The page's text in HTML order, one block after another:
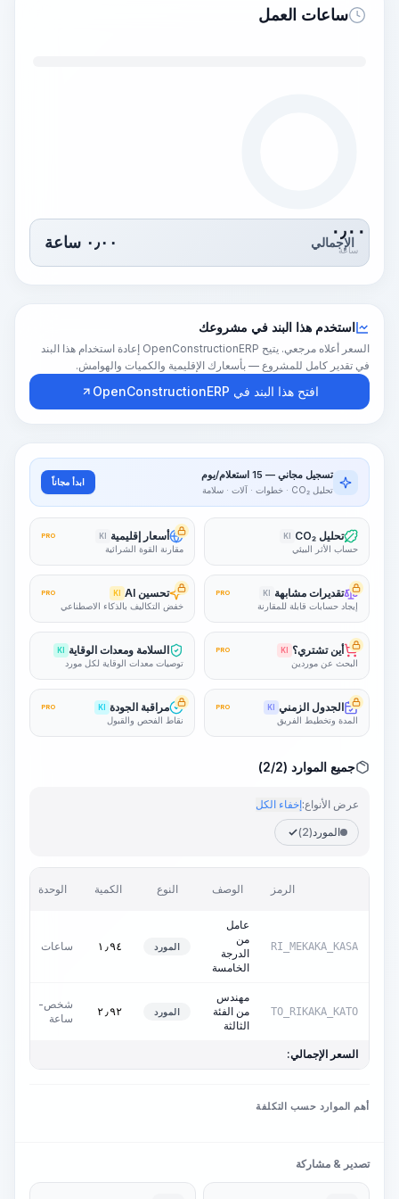
ساعات العمل
٠٫٠٠
ساعة
الإجمالي ٠٫٠٠ ساعة
استخدم هذا البند في مشروعك
السعر أعلاه مرجعي. يتيح OpenConstructionERP إعادة استخدام هذا البند
في تقدير كامل للمشروع — بأسعارك الإقليمية والكميات والهوامش.
افتح هذا البند في OpenConstructionERP
تسجيل مجاني — 15 استعلام/يوم
تحليل CO₂ · خطوات · آلات · سلامة
ابدأ مجاناً
تحليل CO₂ KI
حساب الأثر البيئي
أسعار إقليمية KI
PRO
مقارنة القوة الشرائية
تقديرات مشابهة KI
PRO
إيجاد حسابات قابلة للمقارنة
تحسين AI KI
PRO
خفض التكاليف بالذكاء الاصطناعي
أين تشتري؟ KI
PRO
البحث عن موردين
السلامة ومعدات الوقاية KI
توصيات معدات الوقاية لكل مورد
الجدول الزمني KI
PRO
المدة وتخطيط الفريق
مراقبة الجودة KI
PRO
نقاط الفحص والقبول
جميع الموارد (2/2)
عرض الأنواع:إخفاء الكل
المورد(2)
الرمز الوصف النوع الكمية الوحدة
RI_MEKAKA_KASA
عامل
من
الدرجة
الخامسة
المورد ١٫٩٤ ساعات
TO_RIKAKA_KATO
مهندس
من الفئة
الثالثة
المورد ٢٫٩٢
شخص-
ساعة
السعر الإجمالي:
أهم الموارد حسب التكلفة
تصدير & مشاركة